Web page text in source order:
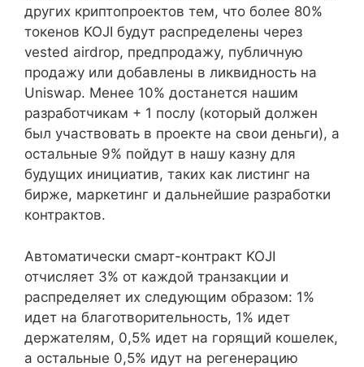
других криптопроектов тем, что более 80%
токенов KOJI будут распределены через
vested airdrop, предпродажу, публичную
продажу или добавлены в ликвидность на
Uniswap. Менее 10% достанется нашим
разработчикам + 1 послу (который должен
был участвовать в проекте на свои деньги), а
остальные 9% пойдут в нашу казну для
будущих инициатив, таких как листинг на
бирже, маркетинг и дальнейшие разработки
контрактов.
Автоматически смарт-контракт KOJI
отчисляет 3% от каждой транзакции и
распределяет их следующим образом: 1%
идет на благотворительность, 1% идет
держателям, 0,5% идет на горящий кошелек,
а остальные 0,5% идут на регенерацию